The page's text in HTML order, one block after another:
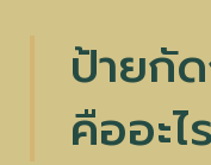
ป้ายกั
คืออะไ